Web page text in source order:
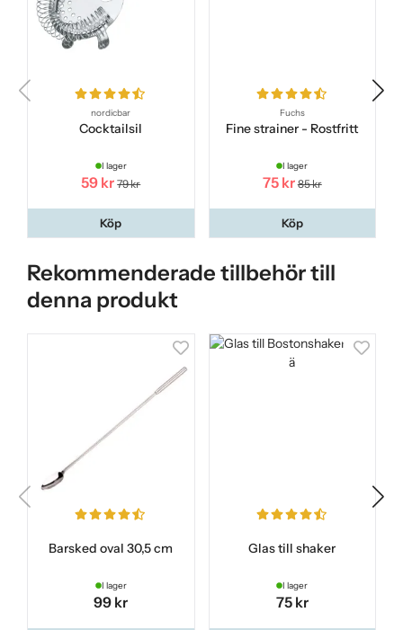
nordicbar
Cocktailsil
I lager
59 kr 79 kr
Köp
Fuchs
Fine strainer - Rostfritt
I lager
75 kr 85 kr
Köp
Rekommenderade tillbehör till
denna produkt
Barsked oval 30,5 cm
I lager
99 kr
Glas till shaker
I lager
75 kr